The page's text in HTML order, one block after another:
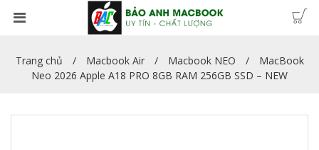
Trang chủ Macbook Air Macbook NEO
MacBook
Neo 2026 Apple A18 PRO 8GB RAM 256GB SSD – NEW